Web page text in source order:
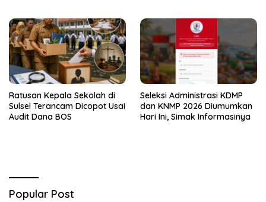
Ratusan Kepala Sekolah di
Sulsel Terancam Dicopot Usai
Audit Dana BOS
Seleksi Administrasi KDMP
dan KNMP 2026 Diumumkan
Hari Ini, Simak Informasinya
Popular Post